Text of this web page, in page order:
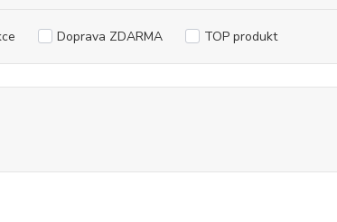
Doprava ZDARMA TOP produkt